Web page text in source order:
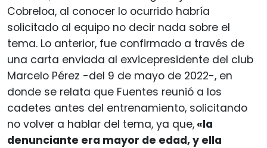
Cobreloa, al conocer lo ocurrido habría
solicitado al equipo no decir nada sobre el
tema. Lo anterior, fue confirmado a través de
una carta enviada al exvicepresidente del club
Marcelo Pérez -del 9 de mayo de 2022-, en
donde se relata que Fuentes reunió a los
cadetes antes del entrenamiento, solicitando
no volver a hablar del tema, ya que, «la
denunciante era mayor de edad, y ella